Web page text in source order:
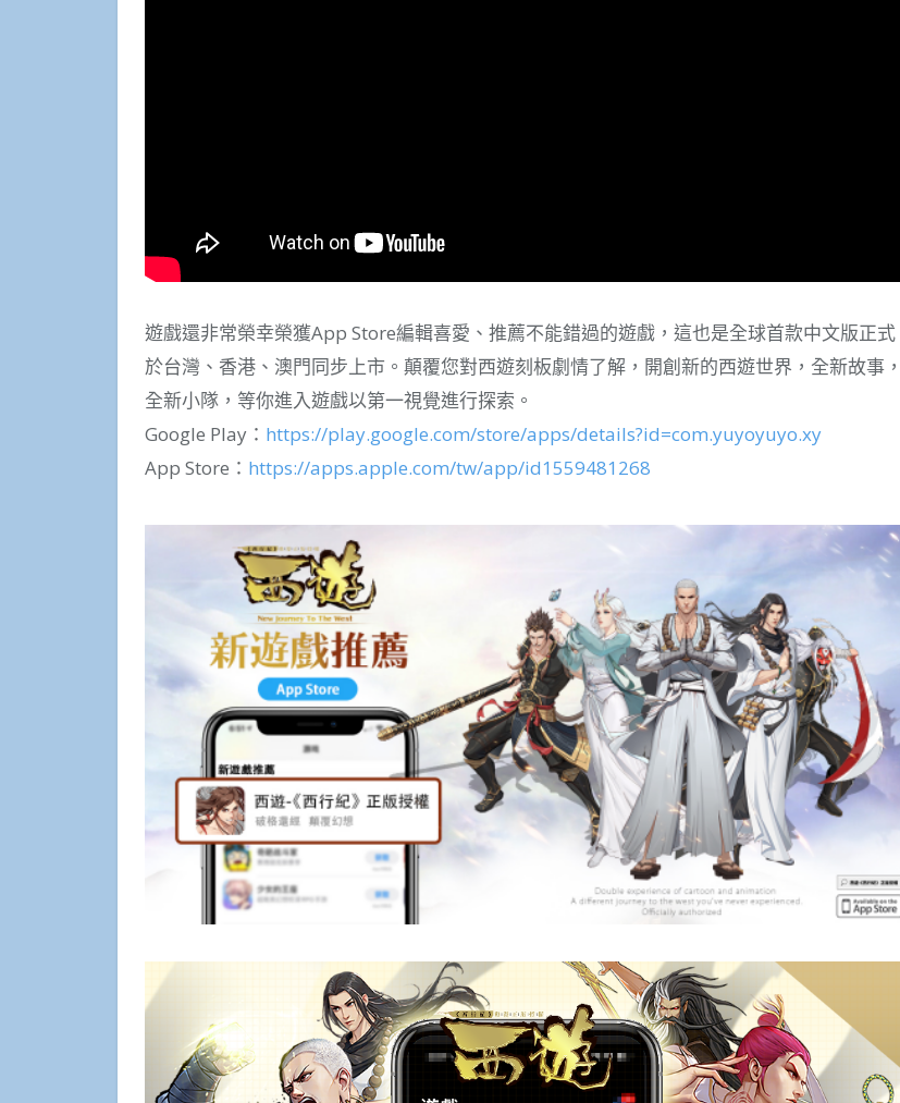
遊戲還非常榮幸榮獲App Store編輯喜愛、推薦不能錯過的遊戲，這也是全球首款中文版正式
於台灣、香港、澳門同步上市。顛覆您對西遊刻板劇情了解，開創新的西遊世界，全新故事，
全新小隊，等你進入遊戲以第一視覺進行探索。
Google Play： https://play.google.com/store/apps/details?id=com.yuyoyuyo.xy
App Store： https://apps.apple.com/tw/app/id1559481268